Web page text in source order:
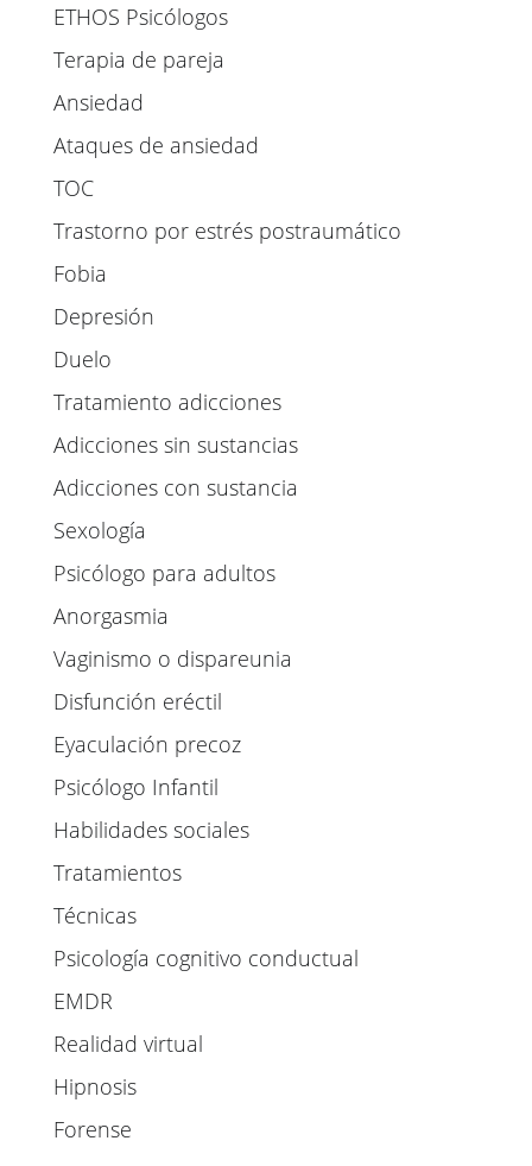
ETHOS Psicólogos
Terapia de pareja
Ansiedad
Ataques de ansiedad
TOC
Trastorno por estrés postraumático
Fobia
Depresión
Duelo
Tratamiento adicciones
Adicciones sin sustancias
Adicciones con sustancia
Sexología
Psicólogo para adultos
Anorgasmia
Vaginismo o dispareunia
Disfunción eréctil
Eyaculación precoz
Psicólogo Infantil
Habilidades sociales
Tratamientos
Técnicas
Psicología cognitivo conductual
EMDR
Realidad virtual
Hipnosis
Forense